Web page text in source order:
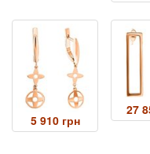
5 910 грн
27